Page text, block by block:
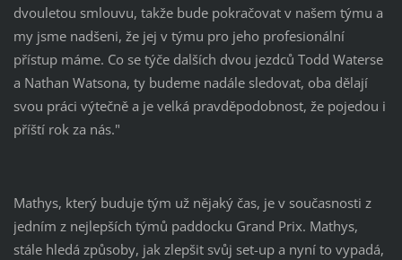
dvouletou smlouvu, takže bude pokračovat v našem týmu a
my jsme nadšeni, že jej v týmu pro jeho profesionální
přístup máme. Co se týče dalších dvou jezdců Todd Waterse
a Nathan Watsona, ty budeme nadále sledovat, oba dělají
svou práci výtečně a je velká pravděpodobnost, že pojedou i
příští rok za nás."
Mathys, který buduje tým už nějaký čas, je v současnosti z
jedním z nejlepších týmů paddocku Grand Prix. Mathys,
stále hledá způsoby, jak zlepšit svůj set-up a nyní to vypadá,